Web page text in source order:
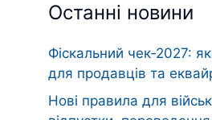
Останні новини
Фіскальний чек‑2027:
для продавців та
Нові правила для